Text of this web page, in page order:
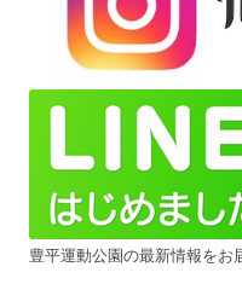
豊平運動公園の最新情報をお